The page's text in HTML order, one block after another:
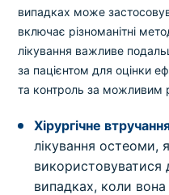
випадках може
включає різноманітні
лікування важливе
за пацієнтом для оцінки
та контроль за можливим
Хірургічне
лікування остеоми,
використовуватися
випадках, коли